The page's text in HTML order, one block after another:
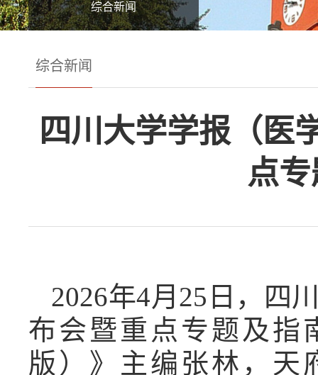
综合新闻
综合新闻
四川大学学报（医
点
2026年4月25日，四
布会暨重点专题及指
版）》主编张林，天